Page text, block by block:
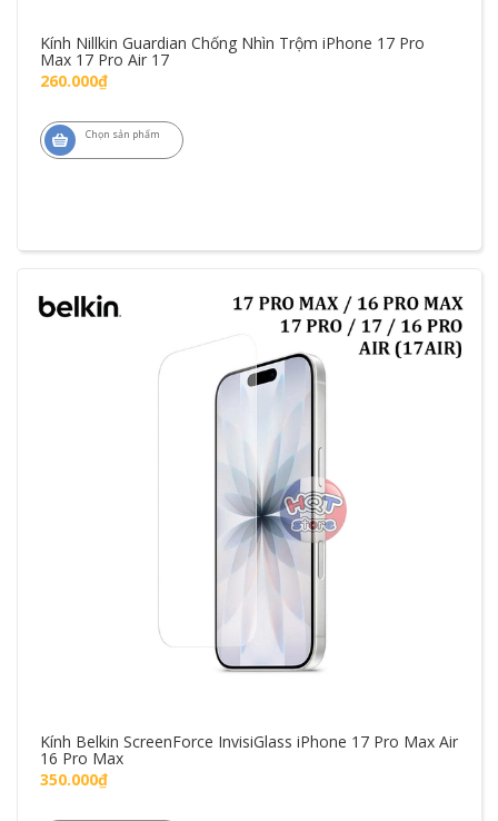
Kính Nillkin Guardian Chống Nhìn Trộm iPhone 17 Pro
Max 17 Pro Air 17
260.000₫
Chọn sản phẩm
Kính Belkin ScreenForce InvisiGlass iPhone 17 Pro Max Air
16 Pro Max
350.000₫